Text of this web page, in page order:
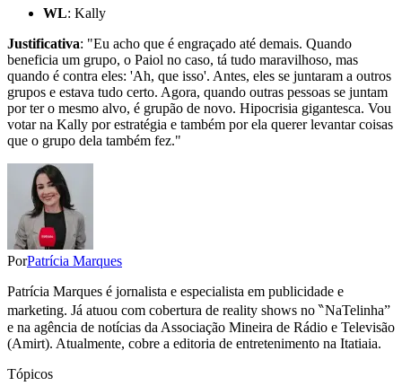
WL: Kally
Justificativa: "Eu acho que é engraçado até demais. Quando
beneficia um grupo, o Paiol no caso, tá tudo maravilhoso, mas
quando é contra eles: 'Ah, que isso'. Antes, eles se juntaram a outros
grupos e estava tudo certo. Agora, quando outras pessoas se juntam
por ter o mesmo alvo, é grupão de novo. Hipocrisia gigantesca. Vou
votar na Kally por estratégia e também por ela querer levantar coisas
que o grupo dela também fez."
PorPatrícia Marques
Patrícia Marques é jornalista e especialista em publicidade e
marketing. Já atuou com cobertura de reality shows no ‶NaTelinha”
e na agência de notícias da Associação Mineira de Rádio e Televisão
(Amirt). Atualmente, cobre a editoria de entretenimento na Itatiaia.
Tópicos